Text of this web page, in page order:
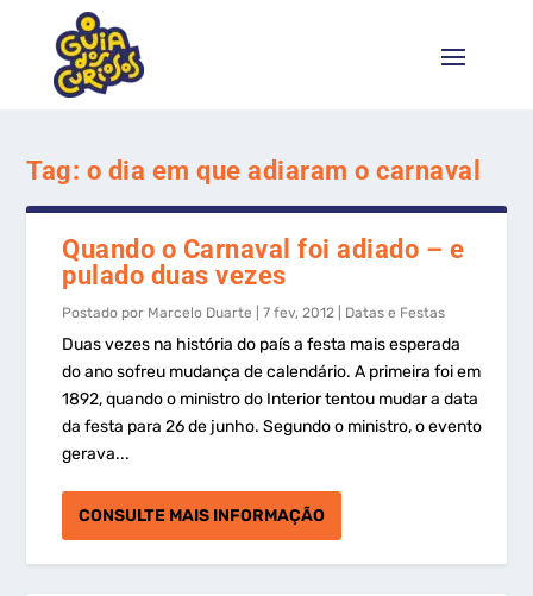
Tag: o dia em que adiaram o carnaval
Quando o Carnaval foi adiado – e
pulado duas vezes
Postado por Marcelo Duarte |7 fev, 2012 Datas e Festas
Duas vezes na história do país a festa mais esperada
do ano sofreu mudança de calendário. A primeira foi em
1892, quando o ministro do Interior tentou mudar a data
da festa para 26 de junho. Segundo o ministro, o evento
gerava...
CONSULTE MAIS INFORMAÇÃO